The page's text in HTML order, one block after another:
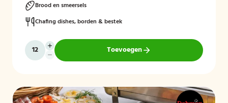
Brood en smeersels
Chafing dishes, borden & bestek
Toevoegen